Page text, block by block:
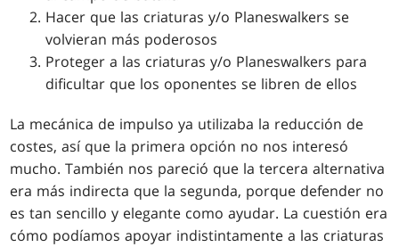
Hacer que las criaturas y/o Planeswalkers se
volvieran más poderosos
Proteger a las criaturas y/o Planeswalkers para
dificultar que los oponentes se libren de ellos
La mecánica de impulso ya utilizaba la reducción de
costes, así que la primera opción no nos interesó
mucho. También nos pareció que la tercera alternativa
era más indirecta que la segunda, porque defender no
es tan sencillo y elegante como ayudar. La cuestión era
cómo podíamos apoyar indistintamente a las criaturas